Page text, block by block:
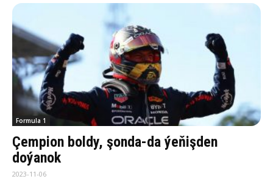
Formula 1
Çempion boldy, şonda-da ýeňişden
doýanok
2023-11-06